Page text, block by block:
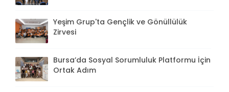
Yeşim Grup'ta Gençlik ve Gönüllülük
Zirvesi
Bursa’da Sosyal Sorumluluk Platformu İçin
Ortak Adım